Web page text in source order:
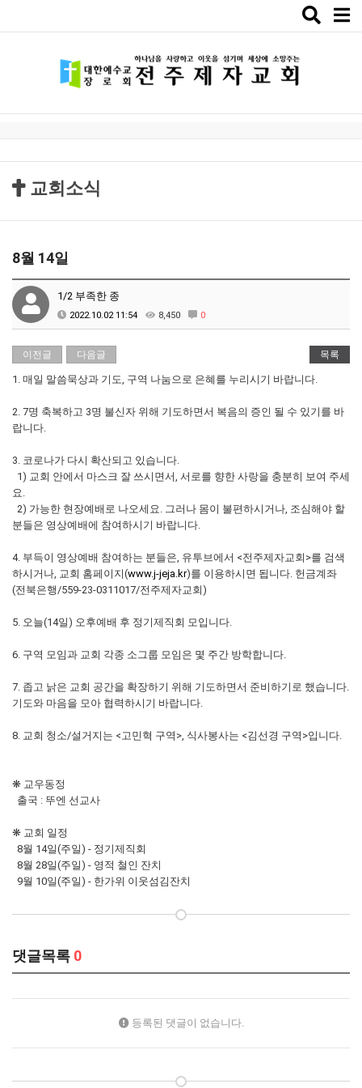
Toggle
교회소식
8월 14일
1/2 부족한 종
2022.10.02 11:54 8,450 0
이전글 다음글 목록
1. 매일 말씀묵상과 기도, 구역 나눔으로 은혜를 누리시기 바랍니다.
2. 7명 축복하고 3명 불신자 위해 기도하면서 복음의 증인 될 수 있기를 바
랍니다.
3. 코로나가 다시 확산되고 있습니다.
1) 교회 안에서 마스크 잘 쓰시면서, 서로를 향한 사랑을 충분히 보여 주세
요.
2) 가능한 현장예배로 나오세요. 그러나 몸이 불편하시거나, 조심해야 할
분들은 영상예배에 참여하시기 바랍니다.
4. 부득이 영상예배 참여하는 분들은, 유투브에서 <전주제자교회>를 검색
하시거나, 교회 홈페이지(www.j-jeja.kr)를 이용하시면 됩니다. 헌금계좌
(전북은행/559-23-0311017/전주제자교회)
5. 오늘(14일) 오후예배 후 정기제직회 모입니다.
6. 구역 모임과 교회 각종 소그룹 모임은 몇 주간 방학합니다.
7. 좁고 낡은 교회 공간을 확장하기 위해 기도하면서 준비하기로 했습니다.
기도와 마음을 모아 협력하시기 바랍니다.
8. 교회 청소/설거지는 <고민혁 구역>, 식사봉사는 <김선경 구역>입니다.
❋ 교우동정
출국 : 뚜엔 선교사
❋ 교회 일정
8월 14일(주일) - 정기제직회
8월 28일(주일) - 영적 철인 잔치
9월 10일(주일) - 한가위 이웃섬김잔치
댓글목록 0
등록된 댓글이 없습니다.